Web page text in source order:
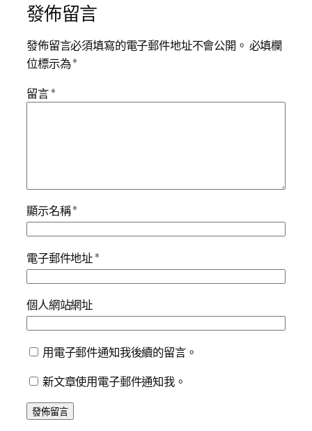
發佈留言
發佈留言必須填寫的電子郵件地址不會公開。 必填欄
位標示為*
留言*
顯示名稱*
電子郵件地址*
個人網站網址
用電子郵件通知我後續的留言。
新文章使用電子郵件通知我。